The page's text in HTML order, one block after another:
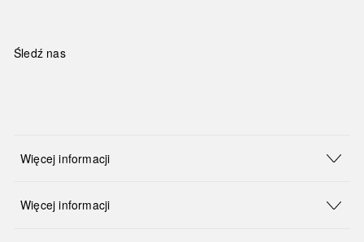
Śledź nas
Więcej informacji
Więcej informacji